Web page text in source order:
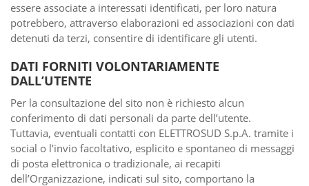
essere associate a interessati identificati, per loro natura
potrebbero, attraverso elaborazioni ed associazioni con dati
detenuti da terzi, consentire di identificare gli utenti.
DATI FORNITI VOLONTARIAMENTE
DALL’UTENTE
Per la consultazione del sito non è richiesto alcun
conferimento di dati personali da parte dell’utente.
Tuttavia, eventuali contatti con ELETTROSUD S.p.A. tramite i
social o l’invio facoltativo, esplicito e spontaneo di messaggi
di posta elettronica o tradizionale, ai recapiti
dell’Organizzazione, indicati sul sito, comportano la